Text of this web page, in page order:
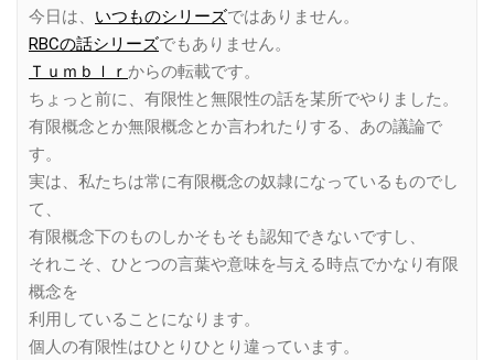
今日は、 いつものシリーズではありません。
RBCの話シリーズでもありません。
Ｔｕｍｂｌｒ からの転載です。
ちょっと前に、有限性と無限性の話を某所でやりました。
有限概念とか無限概念とか言われたりする、あの議論で
す。
実は、私たちは常に有限概念の奴隷になっているものでし
て、
有限概念下のものしかそもそも認知できないですし、
それこそ、ひとつの言葉や意味を与える時点でかなり有限
概念を
利用していることになります。
個人の有限性はひとりひとり違っています。